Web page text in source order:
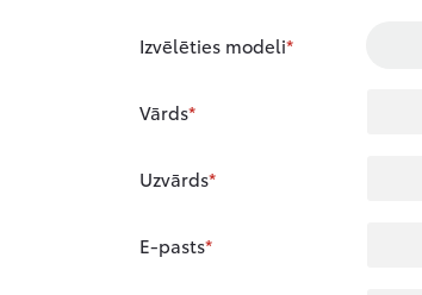
Izvēlēties modeli
Vārds
Uzvārds
E-pasts